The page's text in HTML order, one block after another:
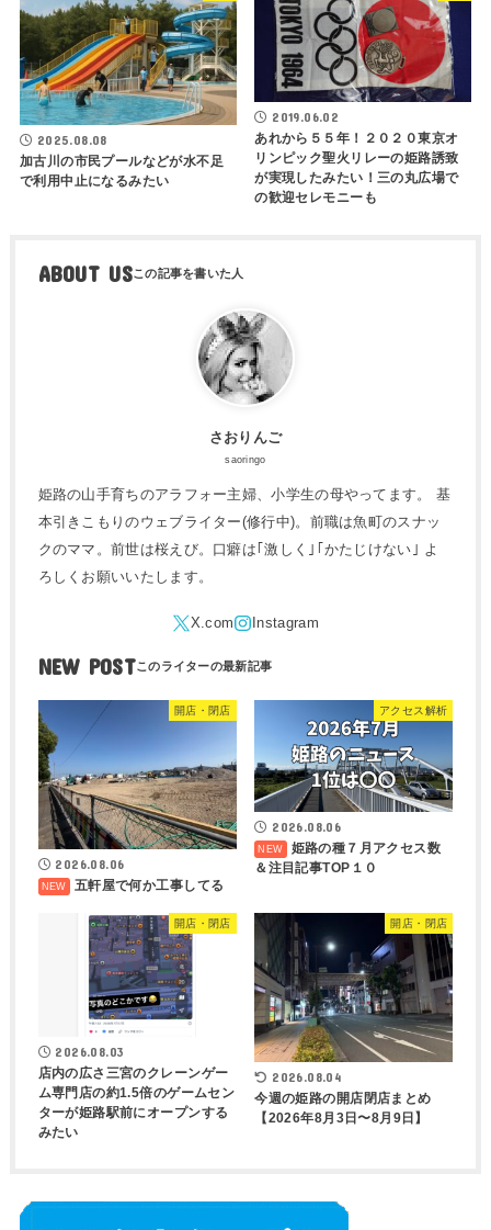
2025.08.08
加古川の市民プールなどが水不足
で利用中止になるみたい
2019.06.02
あれから５５年！２０２０東京オ
リンピック聖火リレーの姫路誘致
が実現したみたい！三の丸広場で
の歓迎セレモニーも
ABOUT US
さおりんご
saoringo
姫路の山手育ちのアラフォー主婦、小学生の母やってます。 基
本引きこもりのウェブライター(修行中)。前職は魚町のスナッ
クのママ。前世は桜えび。口癖は｢激しく｣｢かたじけない｣ よ
ろしくお願いいたします。
NEW POST
開店・閉店
2026.08.06
五軒屋で何か工事してる
アクセス解析
2026.08.06
姫路の種７月アクセス数
＆注目記事TOP１０
開店・閉店
2026.08.03
店内の広さ三宮のクレーンゲー
ム専門店の約1.5倍のゲームセン
ターが姫路駅前にオープンする
みたい
開店・閉店
2026.08.04
今週の姫路の開店閉店まとめ
【2026年8月3日〜8月9日】